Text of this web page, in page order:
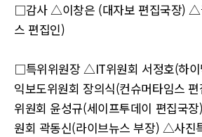
□감사 △이창은 (대자보 편집국장) △
스 편집인)
□특위위원장 △IT위원회 서정호(하
익보도위원회 장의식(컨슈머타임스
위원회 윤성규(세이프투데이 편집국
원회 곽동신(라이브뉴스 부장) △사진